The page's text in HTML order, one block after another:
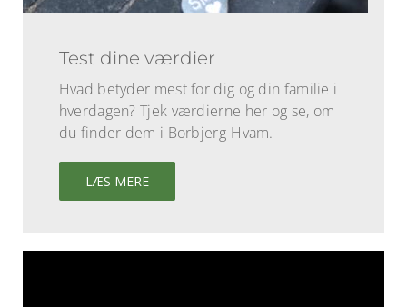
Test dine værdier
Hvad betyder mest for dig og din familie i
hverdagen? Tjek værdierne her og se, om
du finder dem i Borbjerg-Hvam.
LÆS MERE